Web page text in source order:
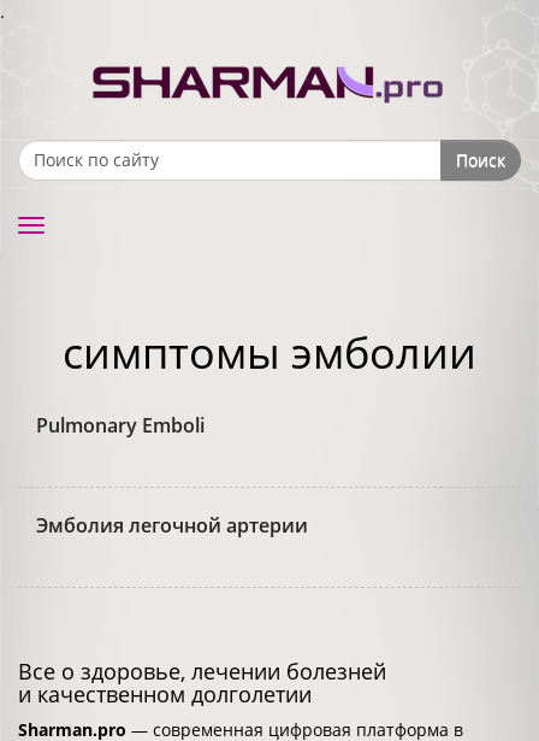
.
Search form Поиск
Toggle
симптомы эмболии
Pulmonary Emboli
Эмболия легочной артерии
Все о здоровье, лечении болезней
и качественном долголетии
Sharman.pro — современная цифровая платформа в